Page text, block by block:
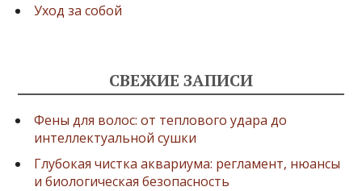
Уход за собой
СВЕЖИЕ ЗАПИСИ
Фены для волос: от теплового удара до
интеллектуальной сушки
Глубокая чистка аквариума: регламент, нюансы
и биологическая безопасность